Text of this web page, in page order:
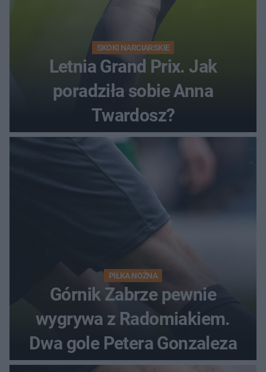
SKOKI NARCIARSKIE
Letnia Grand Prix. Jak
poradziła sobie Anna
Twardosz?
PIŁKA NOŻNA
Górnik Zabrze pewnie
wygrywa z Radomiakiem.
Dwa gole Petera Gonzaleza